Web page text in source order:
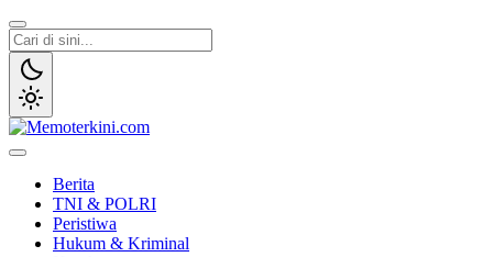
Lewati
ke
konten
Berita
TNI & POLRI
Peristiwa
Hukum & Kriminal